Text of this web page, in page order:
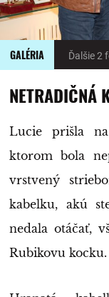
GALÉRIA Ďalšie 2
NETRADIČNÁ
Lucie prišla
ktorom bola
vrstvený
kabelku, akú
nedala otáčať,
Rubikovu kocku.